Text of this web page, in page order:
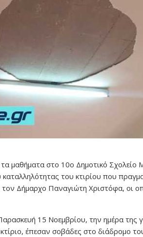
μαθήματα στο 10ο Δημοτικό Σχολείο
του κτιρίου που
Δήμαρχο Παναγιώτη Χριστόφα, οι
15 Νοεμβρίου, την ημέρα της
έπεσαν σοβάδες στο διάδρομο